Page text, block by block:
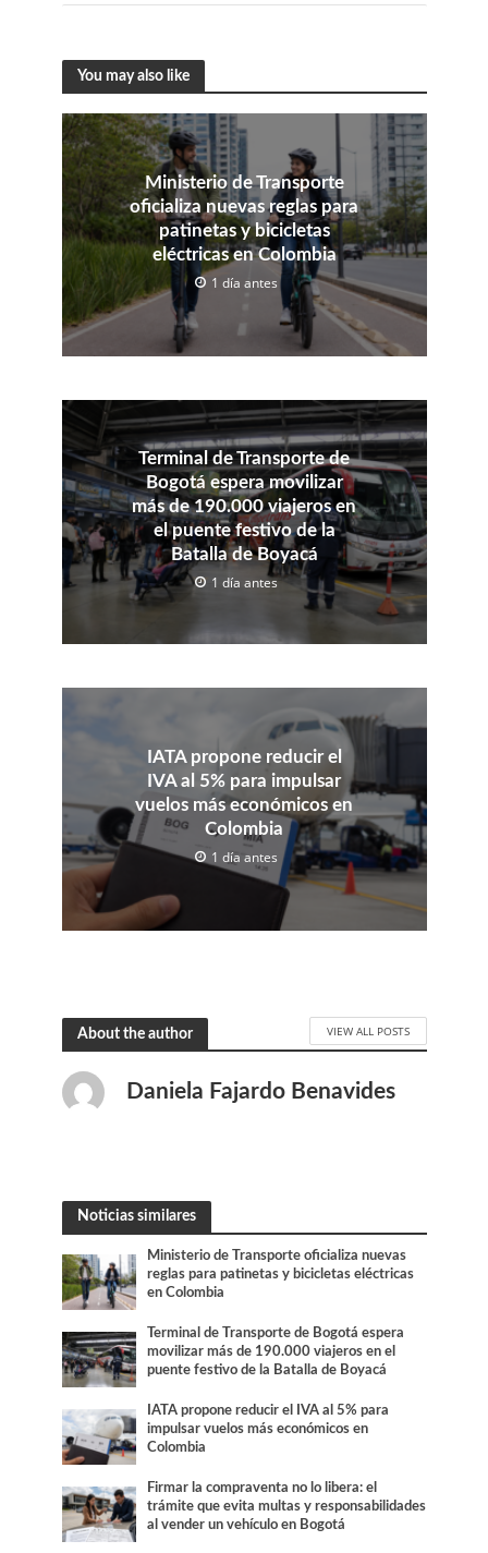
You may also like
Ministerio de Transporte
oficializa nuevas reglas para
patinetas y bicicletas
eléctricas en Colombia
1 día antes
Terminal de Transporte de
Bogotá espera movilizar
más de 190.000 viajeros en
el puente festivo de la
Batalla de Boyacá
1 día antes
IATA propone reducir el
IVA al 5% para impulsar
vuelos más económicos en
Colombia
1 día antes
About the author VIEW ALL POSTS
Daniela Fajardo Benavides
Noticias similares
Ministerio de Transporte oficializa nuevas
reglas para patinetas y bicicletas eléctricas
en Colombia
Terminal de Transporte de Bogotá espera
movilizar más de 190.000 viajeros en el
puente festivo de la Batalla de Boyacá
IATA propone reducir el IVA al 5% para
impulsar vuelos más económicos en
Colombia
Firmar la compraventa no lo libera: el
trámite que evita multas y responsabilidades
al vender un vehículo en Bogotá